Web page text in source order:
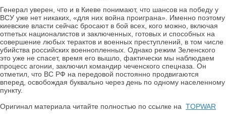
Генерал уверен, что и в Киеве понимают, что шансов на победу у
ВСУ уже нет никаких, «для них война проиграна». Именно поэтому
киевские власти сейчас бросают в бой всех, кого можно, включая
отпетых националистов и заключенных, готовых и способных на
совершение любых терактов и военных преступлений, в том числе
убийства российских военнопленных. Однако режим Зеленского
это уже не спасет, время его вышло, фактически мы наблюдаем
процесс агонии, заключил командир чеченского спецназа. Он
отметил, что ВС РФ на передовой постоянно продвигаются
вперед, освобождая буквально через день по одному населенному
пункту.
Оригинал материала читайте полностью по ссылке на TOPWAR